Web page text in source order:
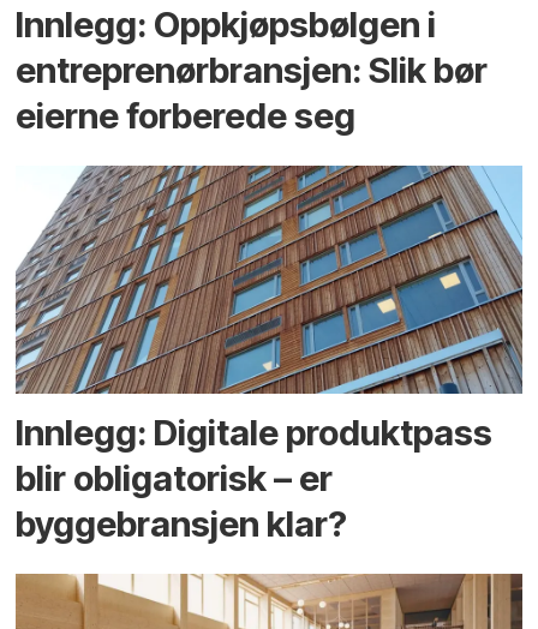
Innlegg: Oppkjøps­bølgen i
entreprenør­bransjen: Slik bør
eierne forberede seg
Innlegg: Digitale produktpass
blir obligatorisk – er
byggebransjen klar?